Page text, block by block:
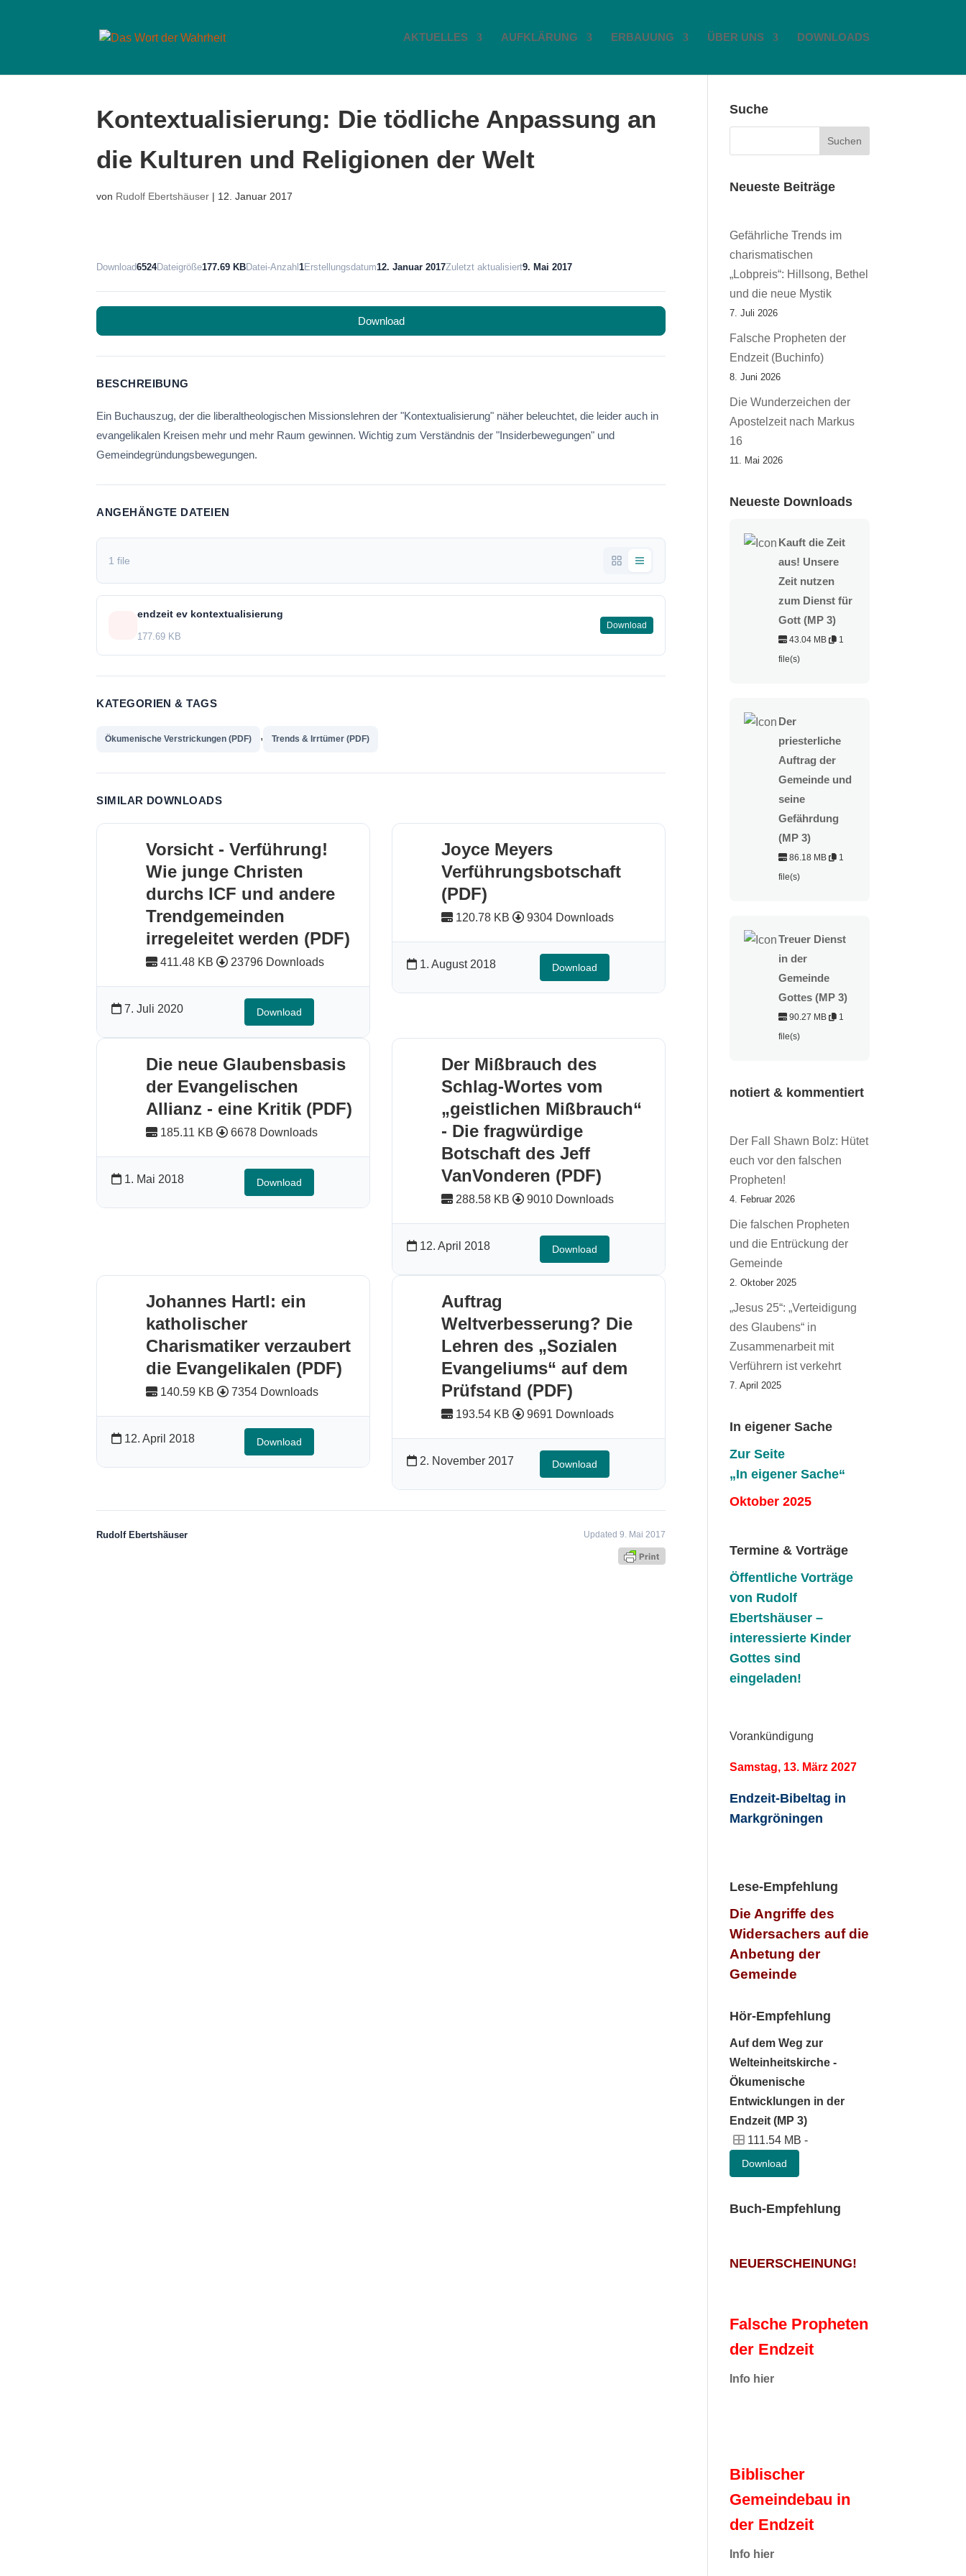
AKTUELLES AUFKLÄRUNG ERBAUUNG ÜBER UNS DOWNLOADS
Kontextualisierung: Die tödliche Anpassung an
die Kulturen und Religionen der Welt
von Rudolf Ebertshäuser | 12. Januar 2017
Download6524Dateigröße177.69 KBDatei-Anzahl1Erstellungsdatum12. Januar 2017Zuletzt aktualisiert9. Mai 2017
Download
BESCHREIBUNG
Ein Buchauszug, der die liberaltheologischen Missionslehren der "Kontextualisierung" näher beleuchtet, die leider auch in
evangelikalen Kreisen mehr und mehr Raum gewinnen. Wichtig zum Verständnis der "Insiderbewegungen" und
Gemeindegründungsbewegungen.
ANGEHÄNGTE DATEIEN
1 file
endzeit ev kontextualisierung
177.69 KB
Download
KATEGORIEN & TAGS
Ökumenische Verstrickungen (PDF) , Trends & Irrtümer (PDF)
SIMILAR DOWNLOADS
Vorsicht - Verführung!
Wie junge Christen
durchs ICF und andere
Trendgemeinden
irregeleitet werden (PDF)
411.48 KB 23796 Downloads
7. Juli 2020 Download
Joyce Meyers
Verführungsbotschaft
(PDF)
120.78 KB 9304 Downloads
1. August 2018 Download
Die neue Glaubensbasis
der Evangelischen
Allianz - eine Kritik (PDF)
185.11 KB 6678 Downloads
1. Mai 2018 Download
Der Mißbrauch des
Schlag-Wortes vom
„geistlichen Mißbrauch“
- Die fragwürdige
Botschaft des Jeff
VanVonderen (PDF)
288.58 KB 9010 Downloads
12. April 2018 Download
Johannes Hartl: ein
katholischer
Charismatiker verzaubert
die Evangelikalen (PDF)
140.59 KB 7354 Downloads
12. April 2018 Download
Auftrag
Weltverbesserung? Die
Lehren des „Sozialen
Evangeliums“ auf dem
Prüfstand (PDF)
193.54 KB 9691 Downloads
2. November 2017 Download
Rudolf Ebertshäuser Updated 9. Mai 2017
Suche
Neueste Beiträge
Gefährliche Trends im
charismatischen
„Lobpreis“: Hillsong, Bethel
und die neue Mystik
7. Juli 2026
Falsche Propheten der
Endzeit (Buchinfo)
8. Juni 2026
Die Wunderzeichen der
Apostelzeit nach Markus
16
11. Mai 2026
Neueste Downloads
Kauft die Zeit
aus! Unsere
Zeit nutzen
zum Dienst für
Gott (MP 3)
43.04 MB
1
file(s)
Der
priesterliche
Auftrag der
Gemeinde und
seine
Gefährdung
(MP 3)
86.18 MB
1
file(s)
Treuer Dienst
in der
Gemeinde
Gottes (MP 3)
90.27 MB
1
file(s)
notiert & kommentiert
Der Fall Shawn Bolz: Hütet
euch vor den falschen
Propheten!
4. Februar 2026
Die falschen Propheten
und die Entrückung der
Gemeinde
2. Oktober 2025
„Jesus 25“: „Verteidigung
des Glaubens“ in
Zusammenarbeit mit
Verführern ist verkehrt
7. April 2025
In eigener Sache
Zur Seite
„In eigener Sache“
Oktober 2025
Termine & Vorträge
Öffentliche Vorträge
von Rudolf
Ebertshäuser –
interessierte Kinder
Gottes sind
eingeladen!
Vorankündigung
Samstag, 13. März 2027
Endzeit-Bibeltag in
Markgröningen
Lese-Empfehlung
Die Angriffe des
Widersachers auf die
Anbetung der
Gemeinde
Hör-Empfehlung
Auf dem Weg zur
Welteinheitskirche -
Ökumenische
Entwicklungen in der
Endzeit (MP 3)
111.54 MB -
Download
Buch-Empfehlung
NEUERSCHEINUNG!
Falsche Propheten
der Endzeit
nfo hier
Biblischer
Gemeindebau in
der Endzeit
Info hier